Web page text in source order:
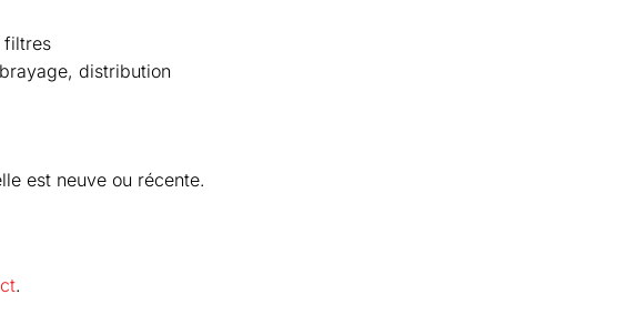
filtres
distribution
est neuve ou récente.
.